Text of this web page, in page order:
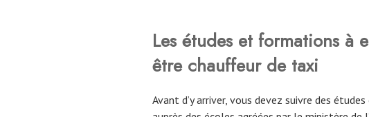
Les études et formations à
être chauffeur de taxi
Avant d’y arriver, vous devez suivre des